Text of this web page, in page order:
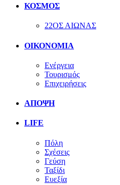
ΚΟΣΜΟΣ
22ΟΣ ΑΙΩΝΑΣ
ΟΙΚΟΝΟΜΙΑ
Ενέργεια
Τουρισμός
Επιχειρήσεις
ΑΠΟΨΗ
LIFE
Πόλη
Σχέσεις
Γεύση
Ταξίδι
Ευεξία